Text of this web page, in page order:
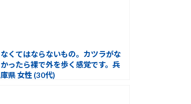
なくてはならないもの。カツラがな
かったら裸で外を歩く感覚です。兵
庫県 女性 (30代)